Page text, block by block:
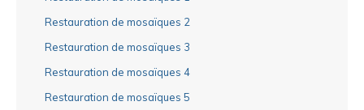
Restauration de mosaïques 2
Restauration de mosaïques 3
Restauration de mosaïques 4
Restauration de mosaïques 5